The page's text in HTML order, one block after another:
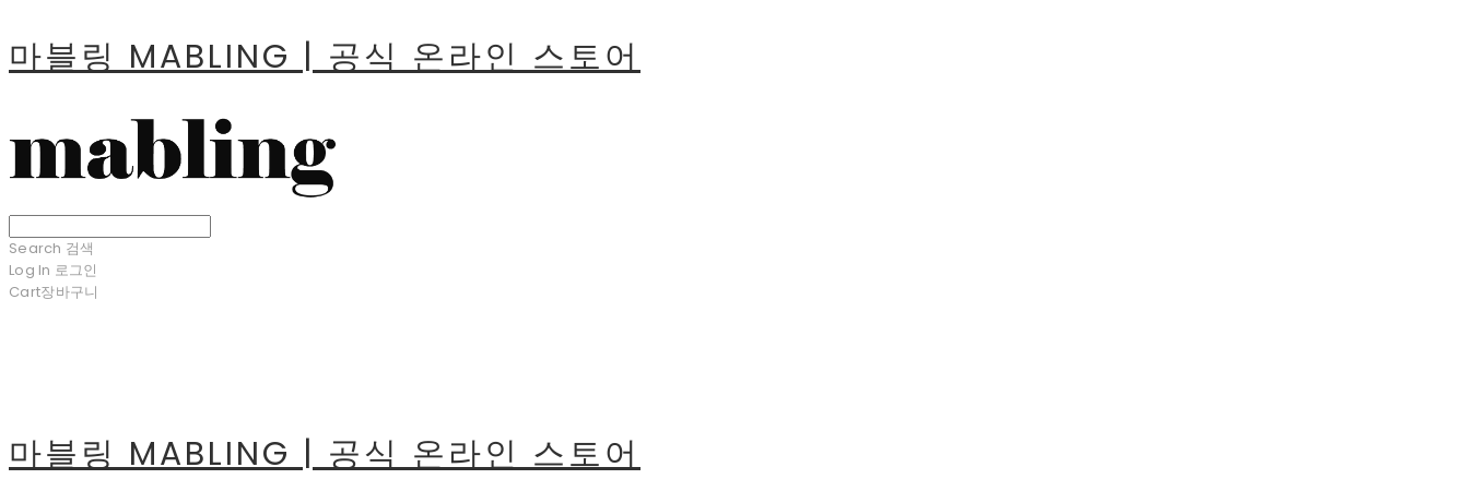
마블링 MABLING | 공식 온라인 스토어
Search 검색
Log In 로그인
Cart장바구니
마블링 MABLING | 공식 온라인 스토어